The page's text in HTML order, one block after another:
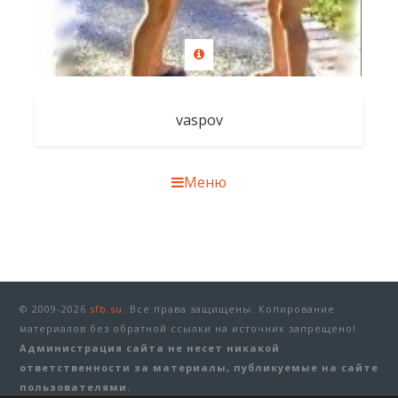
vaspov
Меню
© 2009-2026 sfb.su. Все права защищены. Копирование
материалов без обратной ссылки на источник запрещено!
Администрация сайта не несет никакой
ответственности за материалы, публикуемые на сайте
пользователями.